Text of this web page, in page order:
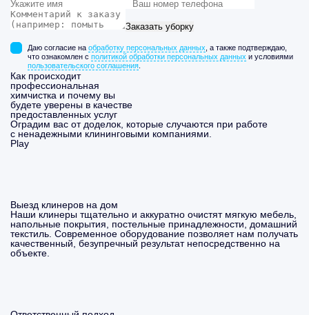
Заказать уборку
Даю согласие на обработку персональных данных , а также подтверждаю,
что ознакомлен с политикой обработки персональных данных и условиями
пользовательского соглашения
Как происходит
профессиональная
химчистка и почему вы
будете уверены в качестве
предоставленных услуг
Оградим вас от доделок, которые случаются при работе
с ненадежными клининговыми компаниями.
Play
Выезд клинеров на дом
Наши клинеры тщательно и аккуратно очистят мягкую мебель,
напольные покрытия, постельные принадлежности, домашний
текстиль. Современное оборудование позволяет нам получать
качественный, безупречный результат непосредственно на
объекте.